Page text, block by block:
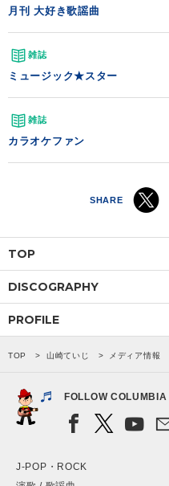
月刊 大好き歌謡曲
雑誌
ミュージック★スター
雑誌
カラオケファン
SHARE
TOP
DISCOGRAPHY
PROFILE
TOP 山崎ていじ メディア情報
FOLLOW COLUMBIA
J-POP・ROCK